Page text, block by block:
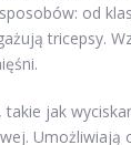
od
tricepsy.
takie jak
Umożliwiają